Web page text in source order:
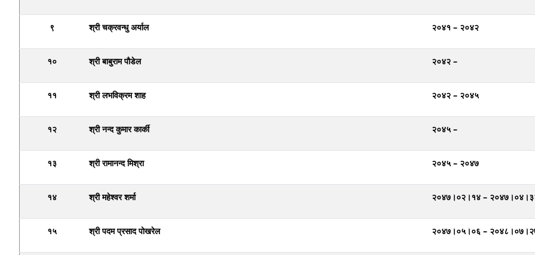
९ श्री चक्रवन्धु अर्याल २०४१ – २०४२
१० श्री बाबुराम पौडेल २०४२ –
११ श्री लभविक्रम शाह २०४२ – २०४५
१२ श्री नन्द कुमार कार्की २०४५ –
१३ श्री रामानन्द मिश्रा २०४५ – २०४७
१४ श्री महेश्वर शर्मा २०४७।०२।१४ –
१५ श्री पदम प्रसाद पोखरेल २०४७।०५।०६ –